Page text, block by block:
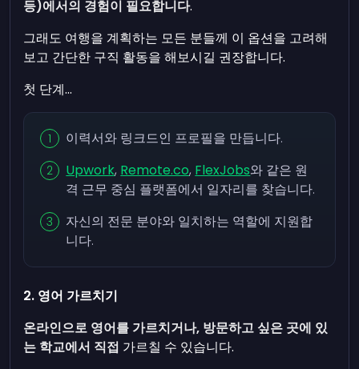
등)에서의 경험이 필요합니다.
그래도 여행을 계획하는 모든 분들께 이 옵션을 고려해
보고 간단한 구직 활동을 해보시길 권장합니다.
첫 단계...
이력서와 링크드인 프로필을 만듭니다.
Upwork, Remote.co, FlexJobs와 같은 원
격 근무 중심 플랫폼에서 일자리를 찾습니다.
자신의 전문 분야와 일치하는 역할에 지원합
니다.
2. 영어 가르치기
온라인으로 영어를 가르치거나, 방문하고 싶은 곳에 있
는 학교에서 직접 가르칠 수 있습니다.